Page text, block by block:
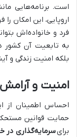
اروپایی، این امکان
فرد و خانواده‌اش
به تابعیت آن کشور
بلکه امنیت زندگی و
امنیت و
احساس اطمینان از
حمایت قوانین
برایسرمایه‌گذاری در